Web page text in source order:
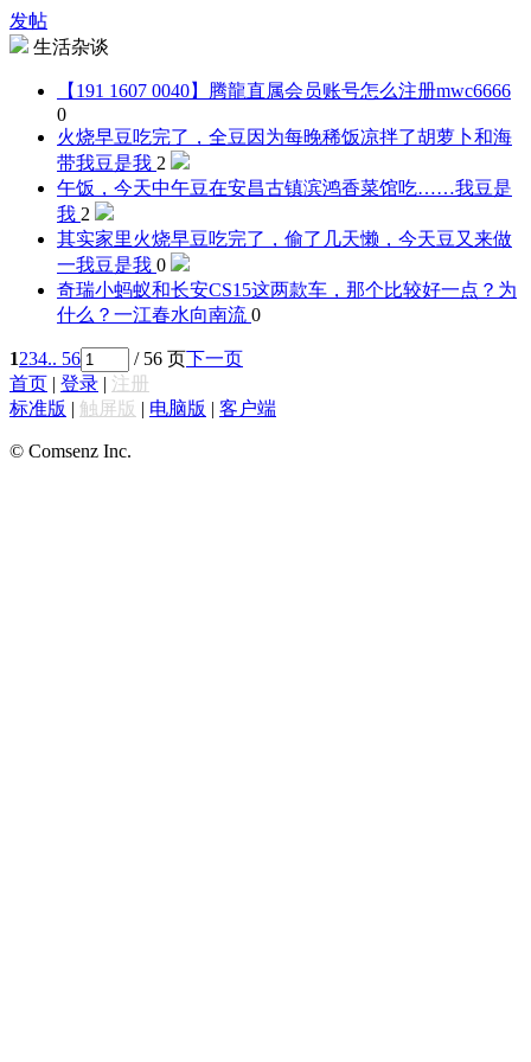
发帖
生活杂谈
【191 1607 0040】腾龍直属会员账号怎么注册mwc6666
0
火烧早豆吃完了，全豆因为每晚稀饭凉拌了胡萝卜和海
带我豆是我 2
午饭，今天中午豆在安昌古镇滨鸿香菜馆吃……我豆是
我 2
其实家里火烧早豆吃完了，偷了几天懒，今天豆又来做
一我豆是我 0
奇瑞小蚂蚁和长安CS15这两款车，那个比较好一点？为
什么？ 一江春水向南流 0
1234.. 56 / 56 页下一页
首页 | 登录 | 注册
标准版 | 触屏版 | 电脑版 | 客户端
© Comsenz Inc.